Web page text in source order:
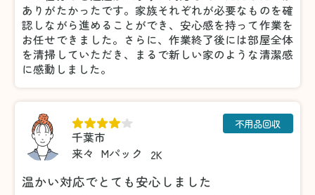
ありがたかったです。家族それぞれが必要なものを確
認しながら進めることができ、安心感を持って作業を
お任せできました。さらに、作業終了後には部屋全体
を清掃していただき、まるで新しい家のような清潔感
に感動しました。
千葉市
来々 Mパック 2K
不用品回収
温かい対応でとても安心しました